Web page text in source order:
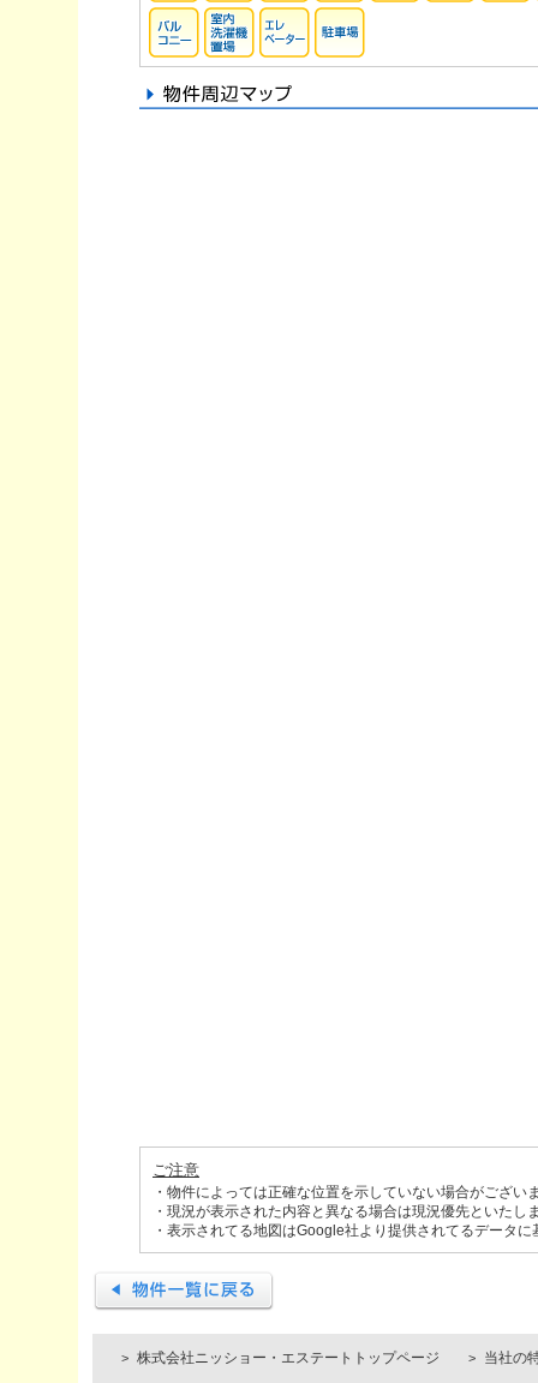
ご注意
・物件によっては正確な位置を示していない場合がござい
・現況が表示された内容と異なる場合は現況優先といたし
・表示されてる地図はGoogle社より提供されてるデータ
株式会社ニッショー・エステートトップページ 当社の